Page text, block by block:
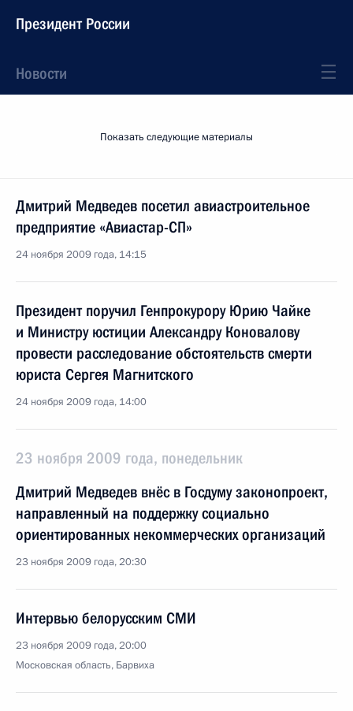
Президент России
Новости
Показать следующие материалы
Дмитрий Медведев посетил авиастроительное
предприятие «Авиастар-СП»
24 ноября 2009 года, 14:15
Президент поручил Генпрокурору Юрию Чайке
и Министру юстиции Александру Коновалову
провести расследование обстоятельств смерти
юриста Сергея Магнитского
24 ноября 2009 года, 14:00
23 ноября 2009 года, понедельник
Дмитрий Медведев внёс в Госдуму законопроект,
направленный на поддержку социально
ориентированных некоммерческих организаций
23 ноября 2009 года, 20:30
Интервью белорусским СМИ
23 ноября 2009 года, 20:00
Московская область, Барвиха